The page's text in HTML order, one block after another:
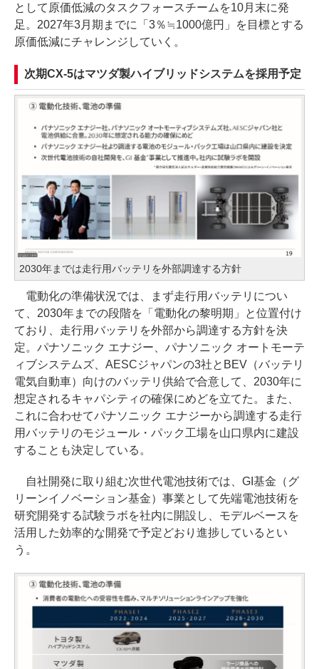
として原価低減のタスクフォースチームを10月末に発
足。2027年3月期までに「3％≒1000億円」を目標とする
原価低減にチャレンジしていく。
次期CX-5はマツダ製ハイブリッドシステムを採用予定
2030年までは走行用バッテリを外部調達する方針
電動化の準備状況では、まず走行用バッテリについ
て、2030年までの段階を「電動化の黎明期」と位置付け
ており、走行用バッテリを外部から調達する方針を決
定。パナソニック エナジー、パナソニック オートモーテ
ィブシステムズ、AESCジャパンの3社とBEV（バッテリ
電気自動車）向けのバッテリ供給で合意して、2030年に
想定されるキャパシティの確保にめどを立てた。また、
これに合わせてパナソニック エナジーから調達する走行
用バッテリのモジュール・パック工場を山口県内に建設
することも決定している。
自社開発に取り組む次世代電池技術では、GI基金（グ
リーンイノベーション基金）事業として先端電池技術を
研究開発する試験ラボを社内に開設し、モデルベースを
活用した効率的な開発で予定どおり進捗しているとい
う。